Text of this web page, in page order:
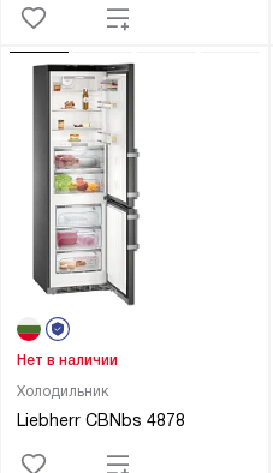
Холодильник
Liebherr CBNbs 4878
Нет в наличии